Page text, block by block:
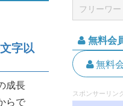
字以
成長
らで
無料会
無料
スポンサーリン